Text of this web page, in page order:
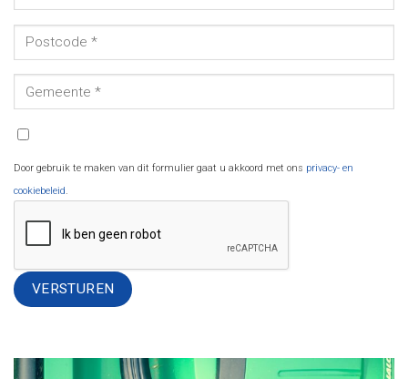
Door gebruik te maken van dit formulier gaat u akkoord met ons privacy- en
cookiebeleid.